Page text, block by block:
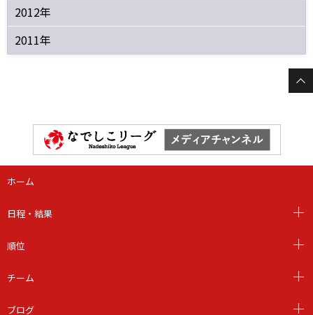
2012年
2011年
ホーム
日程・結果
順位
チーム
ブログ